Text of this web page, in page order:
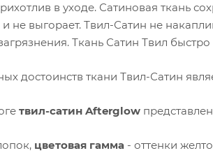
в уходе. Сатиновая ткань
не выгорает. Твил-Сатин не
Ткань Сатин Твил
достоинств ткани Твил-Сатин
твил-сатин Afterglow
цветовая гамма - оттенки